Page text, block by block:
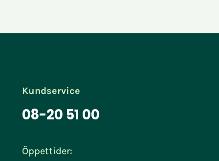
Kundservice
08-20 51 00
Öppettider: